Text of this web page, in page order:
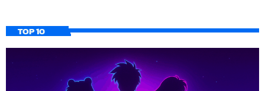
TOP 10